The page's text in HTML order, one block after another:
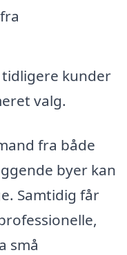
kunder
valg.
fra både
byer kan
Samtidig får
små